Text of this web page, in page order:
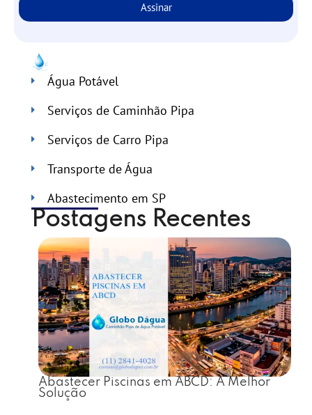
Assinar
Água Potável
Serviços de Caminhão Pipa
Serviços de Carro Pipa
Transporte de Água
Abastecimento em SP
Postagens Recentes
Abastecer Piscinas em ABCD: A Melhor
Solução